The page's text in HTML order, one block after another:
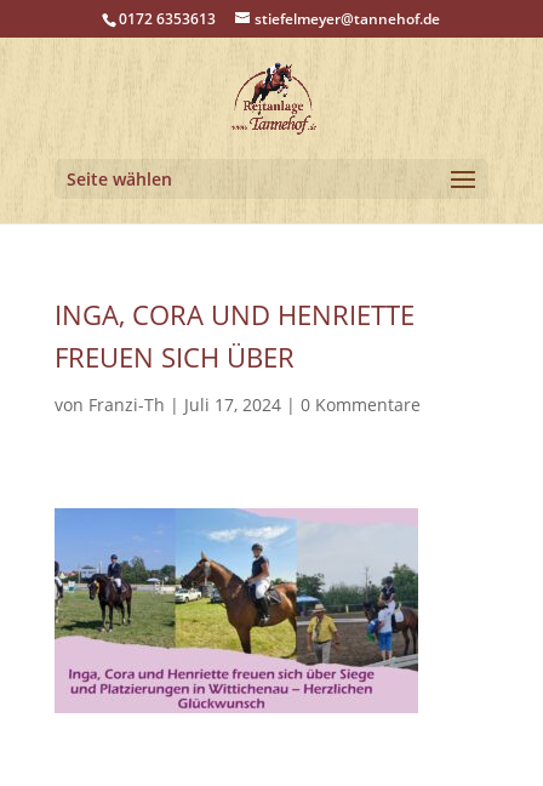
0172 6353613 stiefelmeyer@tannehof.de
Seite wählen
INGA, CORA UND HENRIETTE
FREUEN SICH ÜBER
von Franzi-Th | Juli 17, 2024| 0 Kommentare